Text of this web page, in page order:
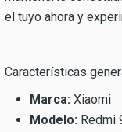
el tuyo ahora y
Características
Marca: Xiaomi
Modelo: Redmi